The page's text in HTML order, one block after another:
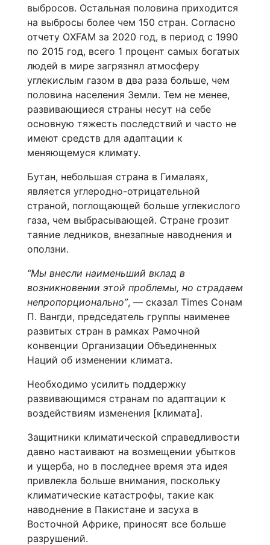
выбросов. Остальная половина приходится
на выбросы более чем 150 стран. Согласно
отчету OXFAM за 2020 год, в период с 1990
по 2015 год, всего 1 процент самых богатых
людей в мире загрязнял атмосферу
углекислым газом в два раза больше, чем
половина населения Земли. Тем не менее,
развивающиеся страны несут на себе
основную тяжесть последствий и часто не
имеют средств для адаптации к
меняющемуся климату.
Бутан, небольшая страна в Гималаях,
является углеродно-отрицательной
страной, поглощающей больше углекислого
газа, чем выбрасывающей. Стране грозит
таяние ледников, внезапные наводнения и
оползни.
“Мы внесли наименьший вклад в
возникновении этой проблемы, но страдаем
непропорционально”, — сказал Times Сонам
П. Вангди, председатель группы наименее
развитых стран в рамках Рамочной
конвенции Организации Объединенных
Наций об изменении климата.
Необходимо усилить поддержку
развивающимся странам по адаптации к
воздействиям изменения [климата].
Защитники климатической справедливости
давно настаивают на возмещении убытков
и ущерба, но в последнее время эта идея
привлекла больше внимания, поскольку
климатические катастрофы, такие как
наводнение в Пакистане и засуха в
Восточной Африке, приносят все больше
разрушений.